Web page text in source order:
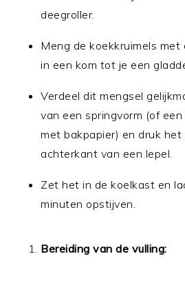
deegroller.
Meng de koekkruimels
in een kom tot je een
Verdeel dit mengsel
van een springvorm (of
met bakpapier) en druk
achterkant van een lepel.
Zet het in de koelkast en
minuten opstijven.
Bereiding van de vulling: